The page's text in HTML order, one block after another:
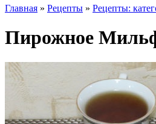
Главная » Рецепты » Рецепты:
Пирожное